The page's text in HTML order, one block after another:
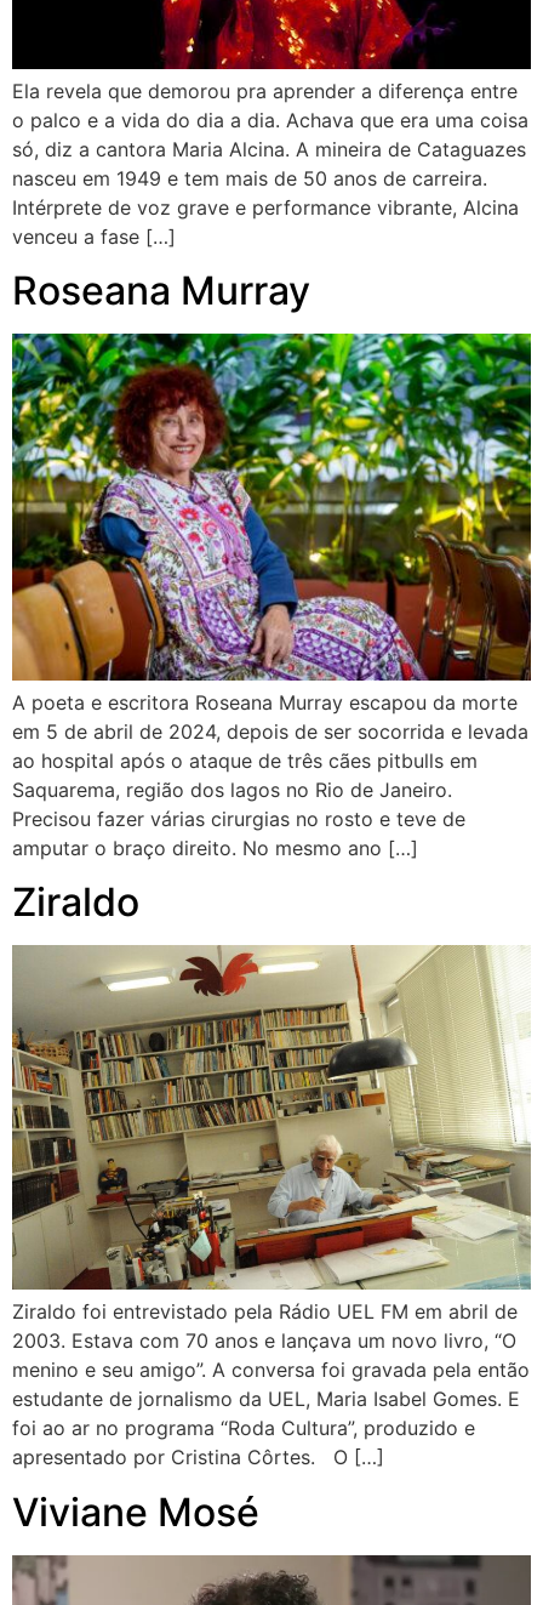
Ela revela que demorou pra aprender a diferença entre
o palco e a vida do dia a dia. Achava que era uma coisa
só, diz a cantora Maria Alcina. A mineira de Cataguazes
nasceu em 1949 e tem mais de 50 anos de carreira.
Intérprete de voz grave e performance vibrante, Alcina
venceu a fase […]
Roseana Murray
A poeta e escritora Roseana Murray escapou da morte
em 5 de abril de 2024, depois de ser socorrida e levada
ao hospital após o ataque de três cães pitbulls em
Saquarema, região dos lagos no Rio de Janeiro.
Precisou fazer várias cirurgias no rosto e teve de
amputar o braço direito. No mesmo ano […]
Ziraldo
Ziraldo foi entrevistado pela Rádio UEL FM em abril de
2003. Estava com 70 anos e lançava um novo livro, “O
menino e seu amigo”. A conversa foi gravada pela então
estudante de jornalismo da UEL, Maria Isabel Gomes. E
foi ao ar no programa “Roda Cultura”, produzido e
apresentado por Cristina Côrtes. O […]
Viviane Mosé